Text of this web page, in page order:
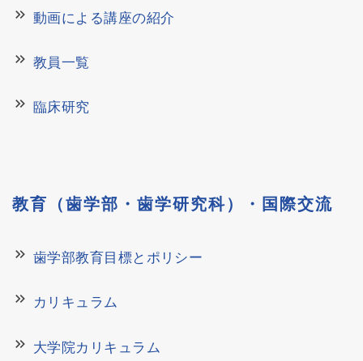
keyboard_double_arrow_right 動画による講座の紹介
keyboard_double_arrow_right 教員一覧
keyboard_double_arrow_right 臨床研究
教育（歯学部・歯学研究科）・国際交流
keyboard_double_arrow_right 歯学部教育目標とポリシー
keyboard_double_arrow_right カリキュラム
keyboard_double_arrow_right 大学院カリキュラム